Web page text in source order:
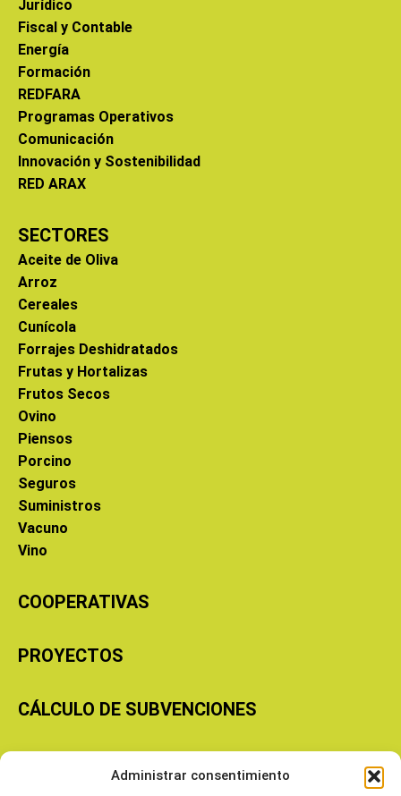
Administrar consentimiento
Jurídico
Fiscal y Contable
Energía
Formación
REDFARA
Programas Operativos
Comunicación
Innovación y Sostenibilidad
RED ARAX
SECTORES
Aceite de Oliva
Arroz
Cereales
Cunícola
Forrajes Deshidratados
Frutas y Hortalizas
Frutos Secos
Ovino
Piensos
Porcino
Seguros
Suministros
Vacuno
Vino
COOPERATIVAS
PROYECTOS
CÁLCULO DE SUBVENCIONES